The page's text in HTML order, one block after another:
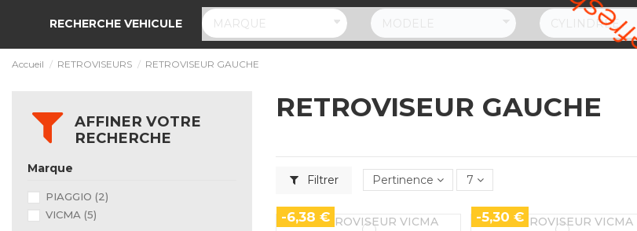
RECHERCHE VEHICULE
Accueil RETROVISEURS RETROVISEUR GAUCHE
RETROVISEUR GAUCHE
Filtrer Pertinence 7
-6,38 € -5,30 €
AFFINER VOTRE
RECHERCHE
Marque
PIAGGIO (2)
VICMA (5)